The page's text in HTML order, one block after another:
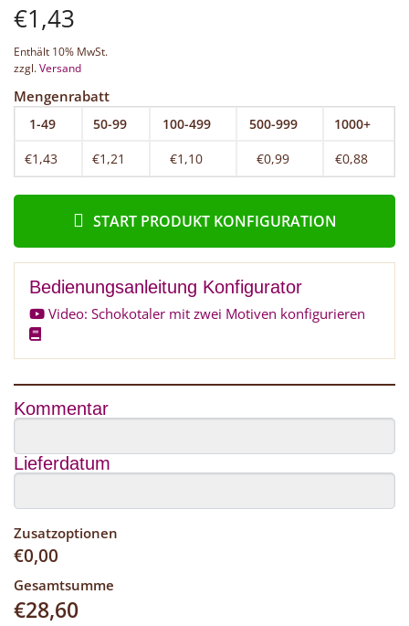
€1,43
Enthält 10% MwSt.
zzgl.Versand
Mengenrabatt
1-49 50-99 100-499 500-999
1000+
€1,43
€1,21 €1,10 €0,99 €0,88
START PRODUKT KONFIGURATION
Bedienungsanleitung Konfigurator
Video: Schokotaler mit zwei Motiven konfigurieren
Kommentar
Lieferdatum
Zusatzoptionen
€0,00
Gesamtsumme
€28,60